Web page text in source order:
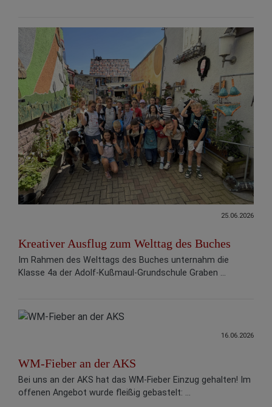
25.06.2026
Kreativer Ausflug zum Welttag des Buches
Im Rahmen des Welttags des Buches unternahm die
Klasse 4a der Adolf-Kußmaul-Grundschule Graben ...
16.06.2026
WM-Fieber an der AKS
Bei uns an der AKS hat das WM-Fieber Einzug gehalten! Im
offenen Angebot wurde fleißig gebastelt: ...